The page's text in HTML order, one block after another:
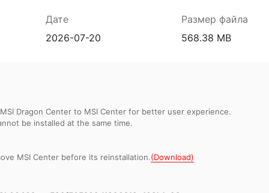
Дате Размер файла
2026-07-20 568.38 MB
Dragon Center to MSI Center for better user experience.
be installed at the same time.
MSI Center before its reinstallation.(Download)